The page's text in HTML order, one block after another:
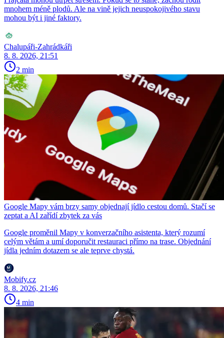
mnohem méně plodů. Ale na vině jejich neuspokojivého stavu
mohou být i jiné faktory.
Chalupáři-Zahrádkáři
8. 8. 2026, 21:51
2 min
Google Mapy vám brzy samy objednají jídlo cestou domů. Stačí se
zeptat a AI zařídí zbytek za vás
Google proměnil Mapy v konverzačního asistenta, který rozumí
celým větám a umí doporučit restauraci přímo na trase. Objednání
jídla jedním dotazem se ale teprve chystá.
Mobify.cz
8. 8. 2026, 21:46
4 min